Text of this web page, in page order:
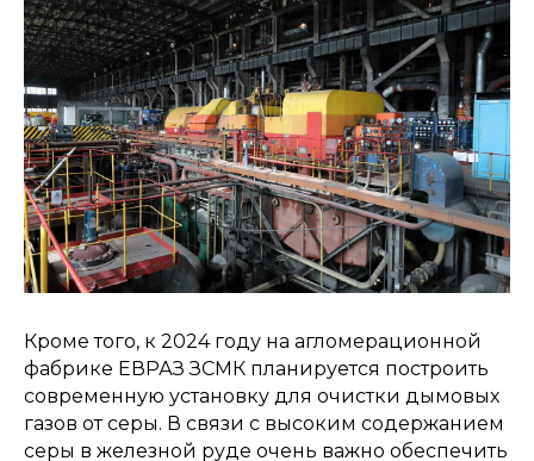
Кроме того, к 2024 году на агломерационной
фабрике ЕВРАЗ ЗСМК планируется построить
современную установку для очистки дымовых
газов от серы. В связи с высоким содержанием
серы в железной руде очень важно обеспечить